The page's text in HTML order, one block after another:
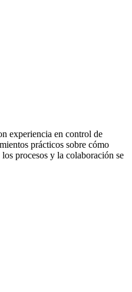
experiencia en control de
prácticos sobre cómo
procesos y la colaboración se